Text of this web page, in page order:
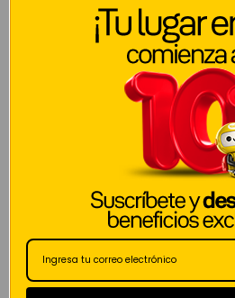
Añadir Al Carrito
Servicio al Cliente Online
¿Preguntas?